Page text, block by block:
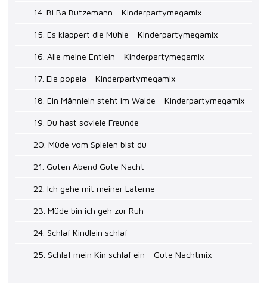
14. Bi Ba Butzemann - Kinderpartymegamix
15. Es klappert die Mühle - Kinderpartymegamix
16. Alle meine Entlein - Kinderpartymegamix
17. Eia popeia - Kinderpartymegamix
18. Ein Männlein steht im Walde - Kinderpartymegamix
19. Du hast soviele Freunde
20. Müde vom Spielen bist du
21. Guten Abend Gute Nacht
22. Ich gehe mit meiner Laterne
23. Müde bin ich geh zur Ruh
24. Schlaf Kindlein schlaf
25. Schlaf mein Kin schlaf ein - Gute Nachtmix